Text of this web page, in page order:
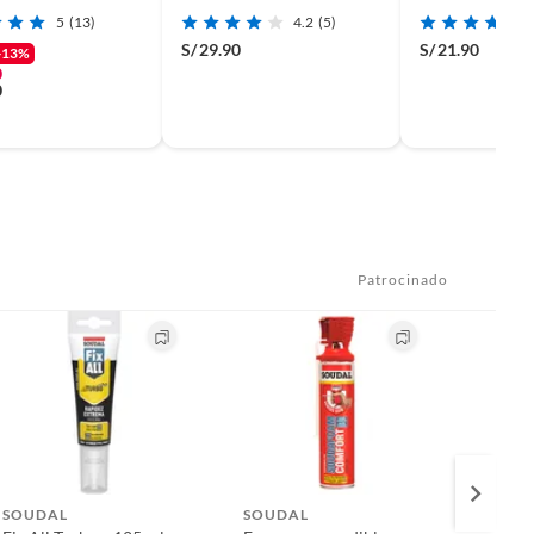
5 (13)
4.2 (5)
S/29.90 S/21.90
Patrocinado
SOUDAL SOUDAL